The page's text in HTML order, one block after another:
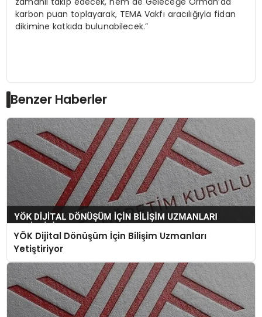
karbon puan toplayarak, TEMA Vakfı aracılığıyla fidan
dikimine katkıda bulunabilecek.”
Benzer Haberler
YÖK Dijital Dönüşüm İçin Bilişim Uzmanları
Yetiştiriyor